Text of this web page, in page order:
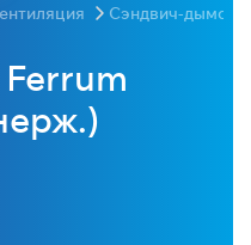
Сэндвич-